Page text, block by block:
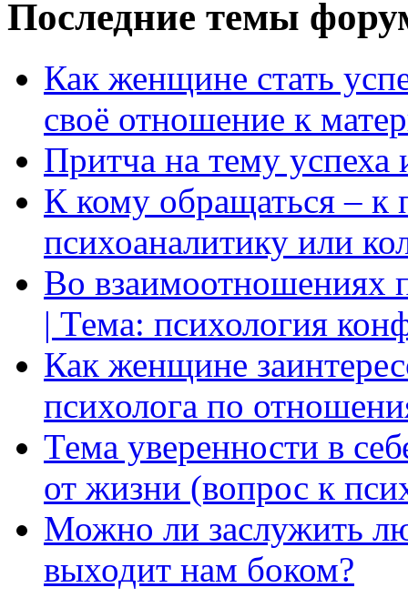
Последние темы
Как женщине стать
своё отношение к
Притча на тему успеха
К кому обращаться – к
психоаналитику или
Во взаимоотношениях
| Тема: психология
Как женщине
психолога по
Тема уверенности в
от жизни (вопрос к
Можно ли заслужить
выходит нам боком?